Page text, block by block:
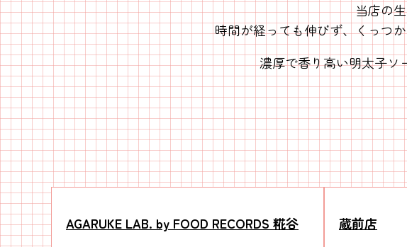
当店の
時間が経っても伸びず、くっつ
濃厚で香り高い明太子ソ
AGARUKE LAB. by FOOD RECORDS 糀谷 蔵前店